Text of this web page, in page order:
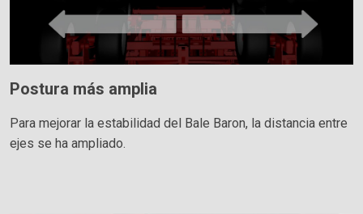
Postura más amplia
Para mejorar la estabilidad del Bale Baron, la distancia entre
ejes se ha ampliado.